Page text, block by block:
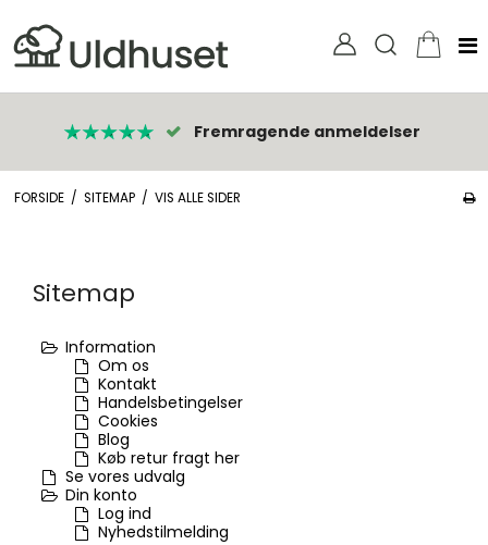
Fremragende anmeldelser
FORSIDE / SITEMAP / VIS ALLE SIDER
Sitemap
Information
Om os
Kontakt
Handelsbetingelser
Cookies
Blog
Køb retur fragt her
Se vores udvalg
Din konto
Log ind
Nyhedstilmelding